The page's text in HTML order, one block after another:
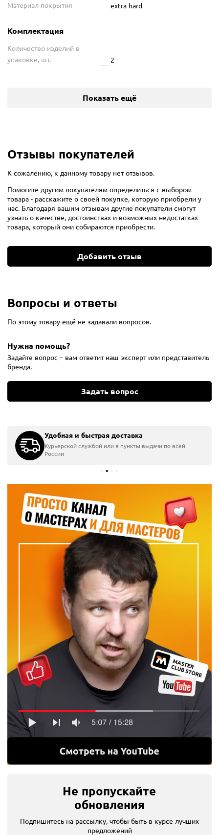
Материал покрытия extra hard
Комплектация
Количество изделий в
упаковке, шт.
2
Показать ещё
Отзывы покупателей
К сожалению, к данному товару нет отзывов.
Помогите другим покупателям определиться с выбором
товара - расскажите о своей покупке, которую приобрели у
нас. Благодаря вашим отзывам другие покупатели смогут
узнать о качестве, достоинствах и возможных недостатках
товара, который они собираются приобрести.
Добавить отзыв
Вопросы и ответы
По этому товару ещё не задавали вопросов.
Нужна помощь?
Задайте вопрос – вам ответит наш эксперт или представитель
бренда.
Задать вопрос
Удобная и быстрая доставка
Курьерской службой или в пункты выдачи по всей
России
Не пропускайте
обновления
Подпишитесь на рассылку, чтобы быть в курсе лучших
предложений